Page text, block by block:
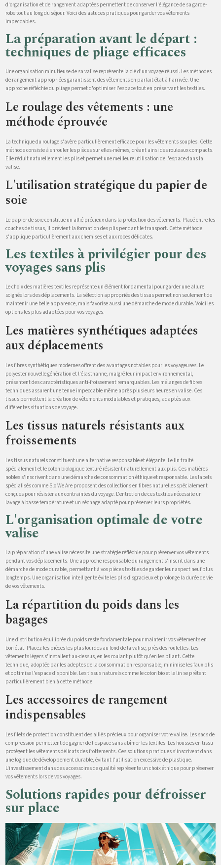
d'organisation et de rangement adaptées permettent de conserver l'élégance de sa garde-
robe tout au long du séjour. Voici des astuces pratiques pour garder vos vêtements
impeccables.
La préparation avant le départ :
techniques de pliage efficaces
Une organisation minutieuse de sa valise représente la clé d'un voyage réussi. Les méthodes
de rangement appropriées garantissent des vêtements en parfait état à l'arrivée. Une
approche réfléchie du pliage permet d'optimiser l'espace tout en préservant les textiles.
Le roulage des vêtements : une
méthode éprouvée
La technique du roulage s'avère particulièrement efficace pour les vêtements souples. Cette
méthode consiste à enrouler les pièces sur elles-mêmes, créant ainsi des rouleaux compacts.
Elle réduit naturellement les plis et permet une meilleure utilisation de l'espace dans la
valise.
L'utilisation stratégique du papier de
soie
Le papier de soie constitue un allié précieux dans la protection des vêtements. Placé entre les
couches de tissus, il prévient la formation des plis pendant le transport. Cette méthode
s'applique particulièrement aux chemises et aux robes délicates.
Les textiles à privilégier pour des
voyages sans plis
Le choix des matières textiles représente un élément fondamental pour garder une allure
soignée lors des déplacements. La sélection appropriée des tissus permet non seulement de
maintenir une belle apparence, mais favorise aussi une démarche de mode durable. Voici les
options les plus adaptées pour vos voyages.
Les matières synthétiques adaptées
aux déplacements
Les fibres synthétiques modernes offrent des avantages notables pour les voyageuses. Le
polyester nouvelle génération et l'élasthanne, malgré leur impact environnemental,
présentent des caractéristiques anti-froissement remarquables. Les mélanges de fibres
techniques assurent une tenue impeccable même après plusieurs heures en valise. Ces
tissus permettent la création de vêtements modulables et pratiques, adaptés aux
différentes situations de voyage.
Les tissus naturels résistants aux
froissements
Les tissus naturels constituent une alternative responsable et élégante. Le lin traité
spécialement et le coton biologique texturé résistent naturellement aux plis. Ces matières
nobles s'inscrivent dans une démarche de consommation éthique et responsable. Les labels
spécialisés comme Slo We Are proposent des collections en fibres naturelles spécialement
conçues pour résister aux contraintes du voyage. L'entretien de ces textiles nécessite un
lavage à basse température et un séchage adapté pour préserver leurs propriétés.
L'organisation optimale de votre
valise
La préparation d'une valise nécessite une stratégie réfléchie pour préserver vos vêtements
pendant vos déplacements. Une approche responsable du rangement s'inscrit dans une
démarche de mode durable, permettant à vos pièces textiles de garder leur aspect neuf plus
longtemps. Une organisation intelligente évite les plis disgracieux et prolonge la durée de vie
de vos vêtements.
La répartition du poids dans les
bagages
Une distribution équilibrée du poids reste fondamentale pour maintenir vos vêtements en
bon état. Placez les pièces les plus lourdes au fond de la valise, près des roulettes. Les
vêtements légers s'installent au-dessus, en les roulant plutôt qu'en les pliant. Cette
technique, adoptée par les adeptes de la consommation responsable, minimise les faux plis
et optimise l'espace disponible. Les tissus naturels comme le coton bio et le lin se prêtent
particulièrement bien à cette méthode.
Les accessoires de rangement
indispensables
Les filets de protection constituent des alliés précieux pour organiser votre valise. Les sacs de
compression permettent de gagner de l'espace sans abîmer les textiles. Les housses en tissu
protègent les vêtements délicats des frottements. Ces solutions pratiques s'inscrivent dans
une logique de développement durable, évitant l'utilisation excessive de plastique.
L'investissement dans des accessoires de qualité représente un choix éthique pour préserver
vos vêtements lors de vos voyages.
Solutions rapides pour défroisser
sur place